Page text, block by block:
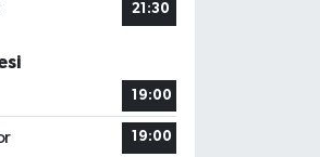
21:30
19:00
19:00